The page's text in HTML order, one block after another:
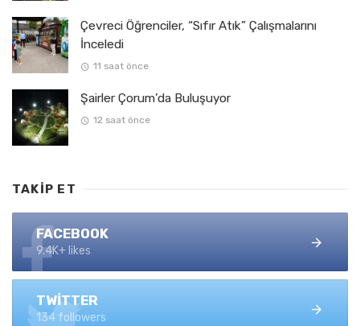
Çevreci Öğrenciler, “Sıfır Atık” Çalışmalarını
İnceledi
11 saat önce
Şairler Çorum’da Buluşuyor
12 saat önce
TAKIP ET
FACEBOOK
9.4K+ likes
TWITTER
134 followers